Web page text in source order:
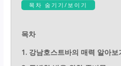
목차 숨기기/보이기
목차
1. 강남호스트바의 매력 알아보